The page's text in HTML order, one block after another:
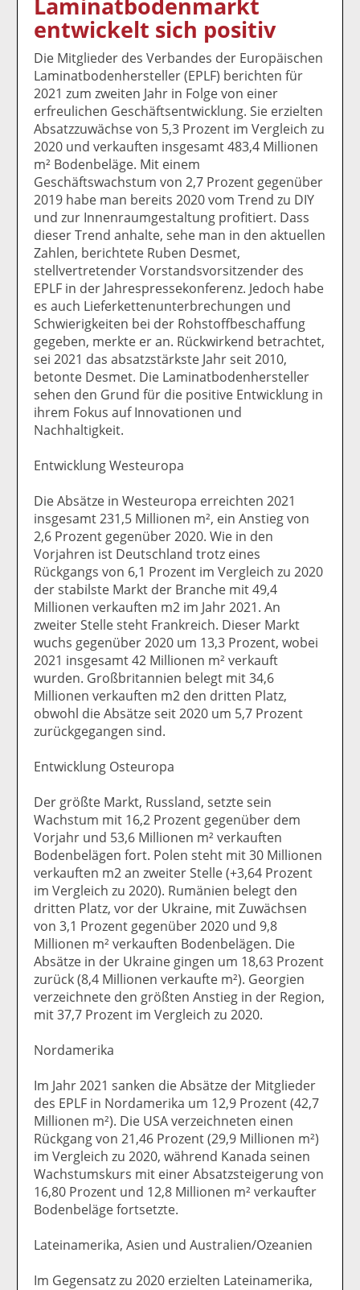
k
el
a
uf
F
ac
e
b
o
k
te
il
e
el
t
wi
tt
er
n
uf
Li
n
k
e
di
te
il
e
n
er
E
ai
l
v
se
n
d
e
ru
n
entwickelt sich positiv
Die Mitglieder des Verbandes der Europäischen
Laminatbodenhersteller (EPLF) berichten für
2021 zum zweiten Jahr in Folge von einer
erfreulichen Geschäftsentwicklung. Sie erzielten
Absatzzuwächse von 5,3 Prozent im Vergleich zu
2020 und verkauften insgesamt 483,4 Millionen
m² Bodenbeläge. Mit einem
Geschäftswachstum von 2,7 Prozent gegenüber
2019 habe man bereits 2020 vom Trend zu DIY
und zur Innenraumgestaltung profitiert. Dass
dieser Trend anhalte, sehe man in den aktuellen
Zahlen, berichtete Ruben Desmet,
stellvertretender Vorstandsvorsitzender des
EPLF in der Jahrespressekonferenz. Jedoch habe
es auch Lieferkettenunterbrechungen und
Schwierigkeiten bei der Rohstoffbeschaffung
gegeben, merkte er an. Rückwirkend betrachtet,
sei 2021 das absatzstärkste Jahr seit 2010,
betonte Desmet. Die Laminatbodenhersteller
sehen den Grund für die positive Entwicklung in
ihrem Fokus auf Innovationen und
Nachhaltigkeit.
Entwicklung Westeuropa
Die Absätze in Westeuropa erreichten 2021
insgesamt 231,5 Millionen m², ein Anstieg von
2,6 Prozent gegenüber 2020. Wie in den
Vorjahren ist Deutschland trotz eines
Rückgangs von 6,1 Prozent im Vergleich zu 2020
der stabilste Markt der Branche mit 49,4
Millionen verkauften m2 im Jahr 2021. An
zweiter Stelle steht Frankreich. Dieser Markt
wuchs gegenüber 2020 um 13,3 Prozent, wobei
2021 insgesamt 42 Millionen m² verkauft
wurden. Großbritannien belegt mit 34,6
Millionen verkauften m2 den dritten Platz,
obwohl die Absätze seit 2020 um 5,7 Prozent
zurückgegangen sind.
Entwicklung Osteuropa
Der größte Markt, Russland, setzte sein
Wachstum mit 16,2 Prozent gegenüber dem
Vorjahr und 53,6 Millionen m² verkauften
Bodenbelägen fort. Polen steht mit 30 Millionen
verkauften m2 an zweiter Stelle (+3,64 Prozent
im Vergleich zu 2020). Rumänien belegt den
dritten Platz, vor der Ukraine, mit Zuwächsen
von 3,1 Prozent gegenüber 2020 und 9,8
Millionen m² verkauften Bodenbelägen. Die
Absätze in der Ukraine gingen um 18,63 Prozent
zurück (8,4 Millionen verkaufte m²). Georgien
verzeichnete den größten Anstieg in der Region,
mit 37,7 Prozent im Vergleich zu 2020.
Nordamerika
Im Jahr 2021 sanken die Absätze der Mitglieder
des EPLF in Nordamerika um 12,9 Prozent (42,7
Millionen m²). Die USA verzeichneten einen
Rückgang von 21,46 Prozent (29,9 Millionen m²)
im Vergleich zu 2020, während Kanada seinen
Wachstumskurs mit einer Absatzsteigerung von
16,80 Prozent und 12,8 Millionen m² verkaufter
Bodenbeläge fortsetzte.
Lateinamerika, Asien und Australien/Ozeanien
Im Gegensatz zu 2020 erzielten Lateinamerika,